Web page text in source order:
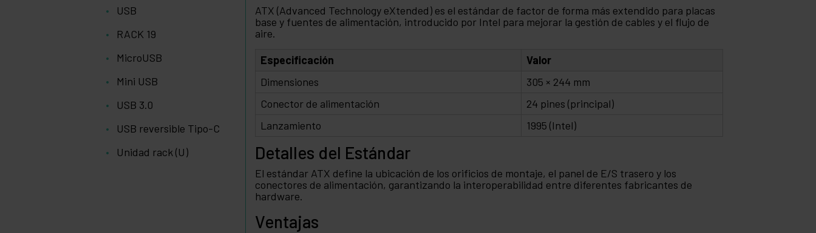
USB
RACK 19
MicroUSB
Mini USB
USB 3.0
USB reversible Tipo-C
Unidad rack (U)
ATX (Advanced Technology eXtended) es el estándar de factor de forma más extendido para placas
base y fuentes de alimentación, introducido por Intel para mejorar la gestión de cables y el flujo de
aire.
Especificación
Valor
Dimensiones
305 × 244 mm
Conector de alimentación
24 pines (principal)
Lanzamiento
1995 (Intel)
Detalles del Estándar
El estándar ATX define la ubicación de los orificios de montaje, el panel de E/S trasero y los
conectores de alimentación, garantizando la interoperabilidad entre diferentes fabricantes de
hardware.
Ventajas